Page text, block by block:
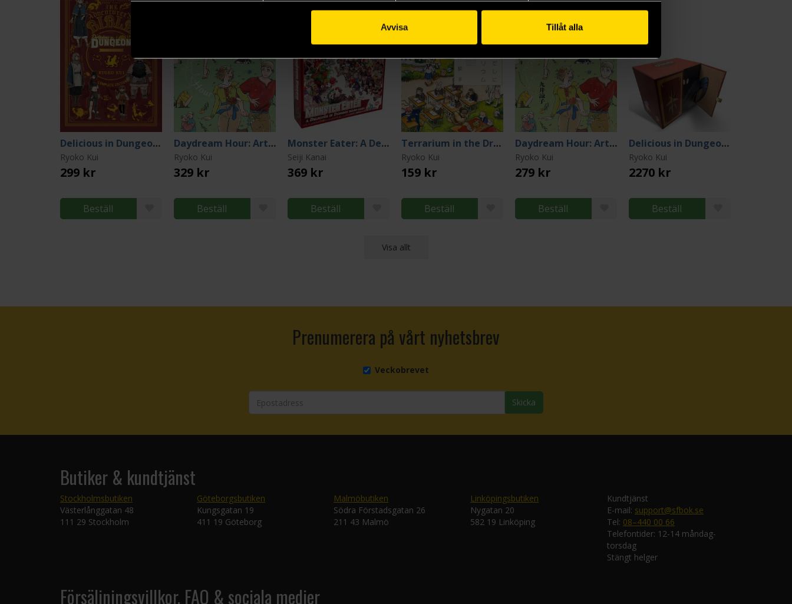
Avvisa Tillåt alla
Delicious in Dungeon World Guide Adventurer's Bible
Ryoko Kui
299 kr
Beställ
Daydream Hour: Artbook by Ryoko Kui
Ryoko Kui
329 kr
Beställ
Monster Eater: A Delicious in Dungeon Board Game
Seiji Kanai
369 kr
Beställ
Terrarium in the Drawer (Japansk)
Ryoko Kui
159 kr
Beställ
Daydream Hour: Artbook by Ryoko Kui (Japansk)
Ryoko Kui
279 kr
Beställ
Delicious in Dungeon Complete Box Set Vol 1-14
Ryoko Kui
2270 kr
Beställ
Visa allt
Prenumerera på vårt nyhetsbrev
Veckobrevet
Skicka
Butiker & kundtjänst
Stockholmsbutiken
Västerlånggatan 48
111 29 Stockholm
Göteborgsbutiken
Kungsgatan 19
411 19 Göteborg
Malmöbutiken
Södra Förstadsgatan 26
211 43 Malmö
Linköpingsbutiken
Nygatan 20
582 19 Linköping
Kundtjänst
E-mail: support@sfbok.se
Tel: 08–440 00 66
Telefontider: 12-14 måndag-
torsdag
Stängt helger
Försäljningsvillkor, FAQ & sociala medier